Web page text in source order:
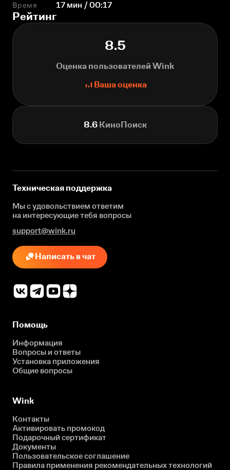
Время 17 мин / 00:17
Рейтинг
8.5
Оценка пользователей Wink
Ваша оценка
8.6КиноПоиск
Техническая поддержка
Мы с удовольствием ответим
на интересующиетебя вопросы
support@wink.ru
Написать в чат
Помощь
Информация
Вопросы и ответы
Установка приложения
Общие вопросы
Wink
Контакты
Активировать промокод
Подарочный сертификат
Документы
Пользовательское соглашение
Правила применения рекомендательных технологий